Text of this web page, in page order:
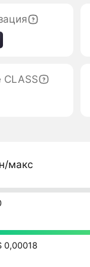
CLASS
макс
0,00018